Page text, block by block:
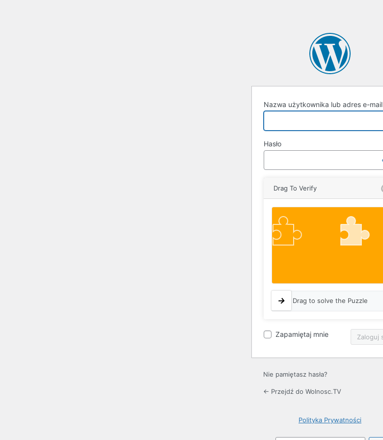
Nazwa użytkownika lub adres e-mail
Hasło
Drag To Verify
Drag to solve the Puzzle
Zapamiętaj mnie
Nie pamiętasz hasła?
← Przejdź do Wolnosc.TV
Polityka Prywatności